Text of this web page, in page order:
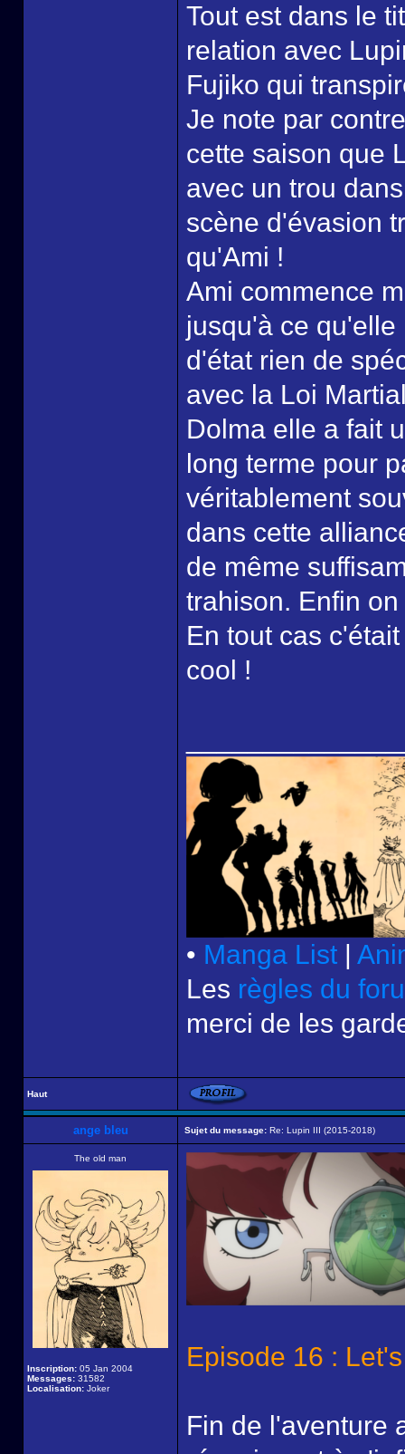
Tout est dans le
relation avec
Fujiko qui
Je note par
cette saison que
avec un trou
scène d'évasion
qu'Ami !
Ami commence
jusqu'à ce
d'état rien de
avec la Loi
Dolma elle a fait
long terme pour
véritablement
dans cette
de même
trahison. Enfin
En tout cas
cool !
• Manga List |
Les règles du
merci de les
Haut
ange bleu Sujet du message: Re: Lupin III (2015-2018)
The old man
Inscription: 05 Jan 2004
Messages: 31582
Localisation: Joker
Episode 16 :
Fin de l'aventure